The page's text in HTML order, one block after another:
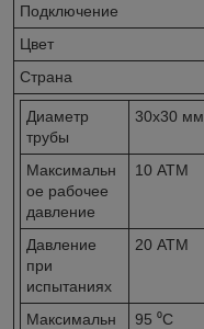
Подключение
Цвет
Страна
Диаметр
трубы
30x30 мм
Максимальн
ое рабочее
давление
10 АТМ
Давление
при
испытаниях
20 АТМ
Максимальн
95 ⁰С